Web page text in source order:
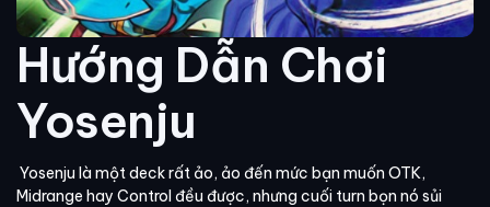
Hướng Dẫn Chơi
Yosenju
Yosenju là một deck rất ảo, ảo đến mức bạn muốn OTK,
Midrange hay Control đều được, nhưng cuối turn bọn nó sủi